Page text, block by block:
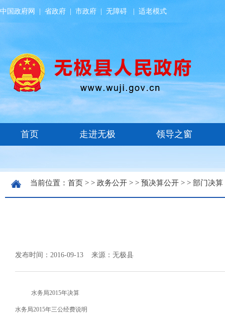
中国政府网 省政府 市政府 无障碍 适老模式
当前位置： 首页 > > 政务公开 > > 预决算公开 > > 部门决算
发布时间：2016-09-13 来源：无极县
水务局2015年决算
水务局2015年三公经费说明